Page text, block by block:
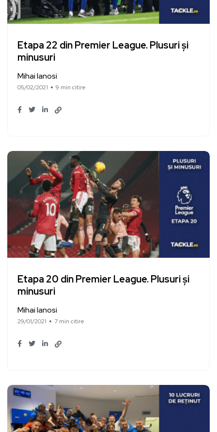
Etapa 22 din Premier League. Plusuri și
minusuri
Mihai Ianosi
05/02/2021 9 min citire
Etapa 20 din Premier League. Plusuri și
minusuri
Mihai Ianosi
29/01/2021 7 min citire